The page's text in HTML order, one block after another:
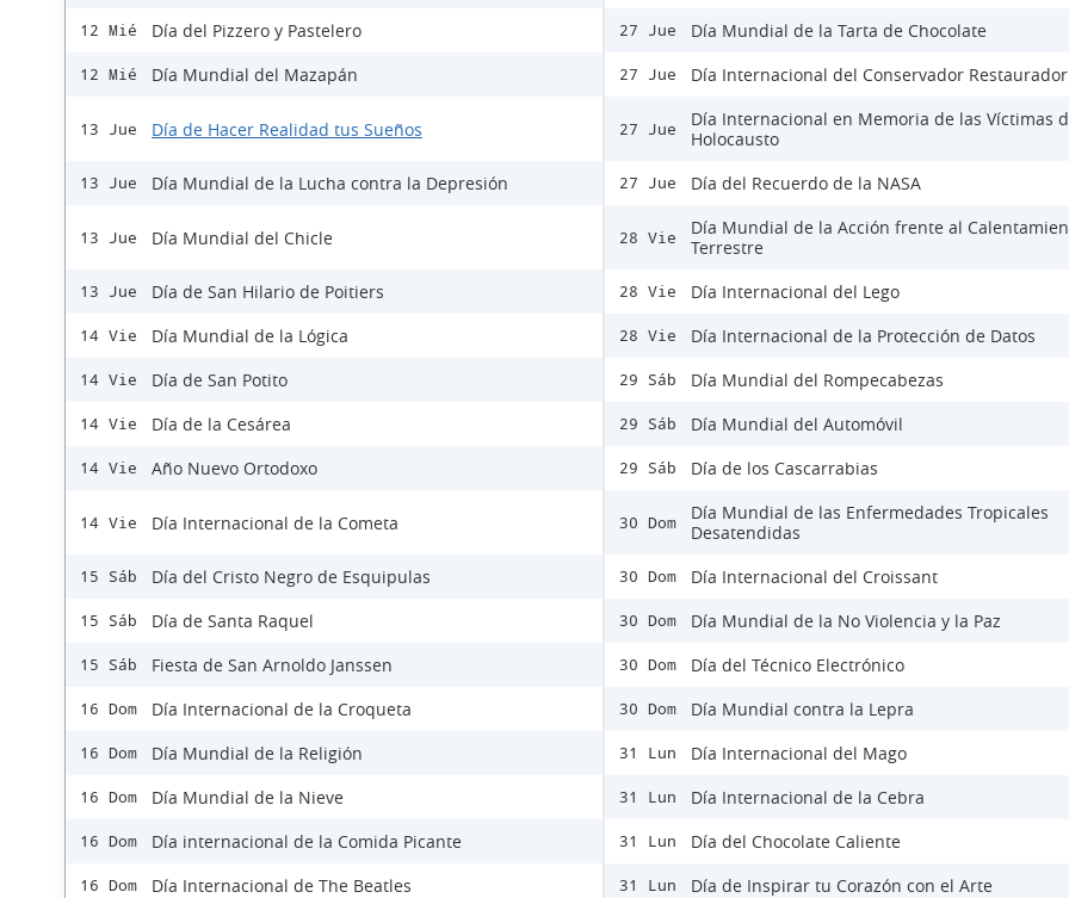
12 Mié Día del Pizzero y Pastelero
12 Mié Día Mundial del Mazapán
13 Jue Día de Hacer Realidad tus Sueños
13 Jue Día Mundial de la Lucha contra la Depresión
13 Jue Día Mundial del Chicle
13 Jue Día de San Hilario de Poitiers
14 Vie Día Mundial de la Lógica
14 Vie Día de San Potito
14 Vie Día de la Cesárea
14 Vie Año Nuevo Ortodoxo
14 Vie Día Internacional de la Cometa
15 Sáb Día del Cristo Negro de Esquipulas
15 Sáb Día de Santa Raquel
15 Sáb Fiesta de San Arnoldo Janssen
16 Dom Día Internacional de la Croqueta
16 Dom Día Mundial de la Religión
16 Dom Día Mundial de la Nieve
16 Dom Día internacional de la Comida Picante
16 Dom Día Internacional de The Beatles
27 Jue Día Mundial de la Tarta de Chocolate
27 Jue Día Internacional del Conservador Restaurador
27 Jue
Día Internacional en Memoria de las Víctimas
Holocausto
27 Jue Día del Recuerdo de la NASA
28 Vie
Día Mundial de la Acción frente al
Terrestre
28 Vie Día Internacional del Lego
28 Vie Día Internacional de la Protección de Datos
29 Sáb Día Mundial del Rompecabezas
29 Sáb Día Mundial del Automóvil
29 Sáb Día de los Cascarrabias
30 Dom
Día Mundial de las Enfermedades Tropicales
Desatendidas
30 Dom Día Internacional del Croissant
30 Dom Día Mundial de la No Violencia y la Paz
30 Dom Día del Técnico Electrónico
30 Dom Día Mundial contra la Lepra
31 Lun Día Internacional del Mago
31 Lun Día Internacional de la Cebra
31 Lun Día del Chocolate Caliente
31 Lun Día de Inspirar tu Corazón con el Arte